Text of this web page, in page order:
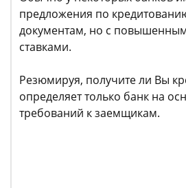
предложения по
документам, но с
ставками.
Резюмируя, получите ли Вы
определяет только банк на
требований к заемщикам.